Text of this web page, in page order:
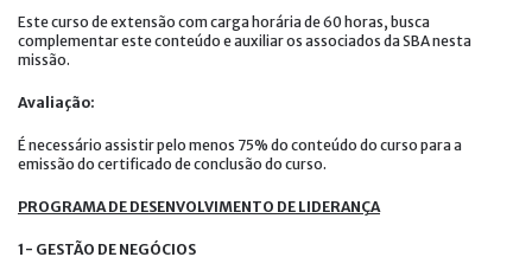
Este curso de extensão com carga horária de 60 horas, busca
complementar este conteúdo e auxiliar os associados da SBA nesta
missão.
Avaliação:
É necessário assistir pelo menos 75% do conteúdo do curso para a
emissão do certificado de conclusão do curso.
PROGRAMA DE DESENVOLVIMENTO DE LIDERANÇA
1- GESTÃO DE NEGÓCIOS